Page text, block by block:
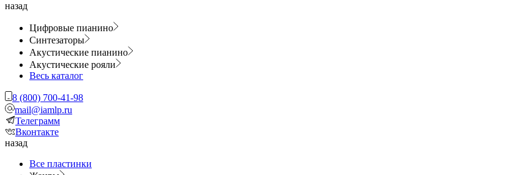
назад
Цифровые пианино
Синтезаторы
Акустические пианино
Акустические рояли
Весь каталог
8 (800) 700-41-98
mail@iamlp.ru
Телеграмм
Вконтакте
назад
Все пластинки